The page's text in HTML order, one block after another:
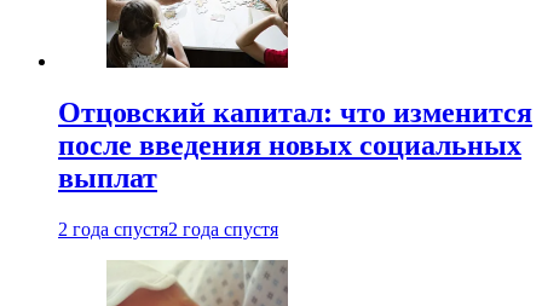
Отцовский капитал: что изменится
после введения новых социальных
выплат
2 года спустя2 года спустя